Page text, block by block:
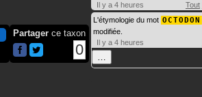
Partager ce taxon
0
Il y a 4 heures
Tout
L'étymologie du mot OCTODON
modifiée.
Il y a 4 heures
…